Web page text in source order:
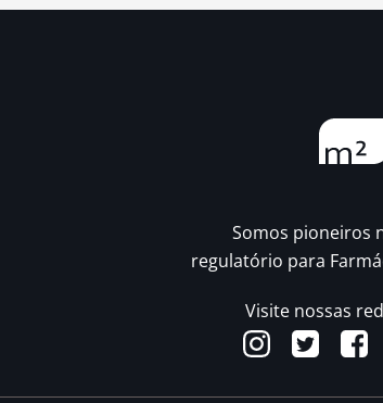
Somos pioneiros
regulatório para
Visite nossas